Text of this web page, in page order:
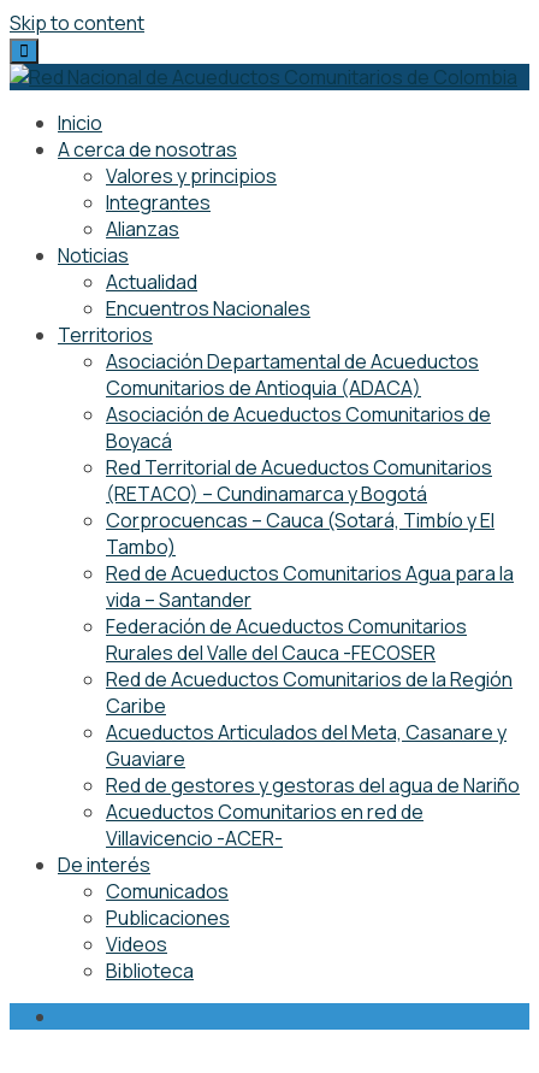
Skip to content
Inicio
A cerca de nosotras
Valores y principios
Integrantes
Alianzas
Noticias
Actualidad
Encuentros Nacionales
Territorios
Asociación Departamental de Acueductos
Comunitarios de Antioquia (ADACA)
Asociación de Acueductos Comunitarios de
Boyacá
Red Territorial de Acueductos Comunitarios
(RETACO) – Cundinamarca y Bogotá
Corprocuencas – Cauca (Sotará, Timbío y El
Tambo)
Red de Acueductos Comunitarios Agua para la
vida – Santander
Federación de Acueductos Comunitarios
Rurales del Valle del Cauca -FECOSER
Red de Acueductos Comunitarios de la Región
Caribe
Acueductos Articulados del Meta, Casanare y
Guaviare
Red de gestores y gestoras del agua de Nariño
Acueductos Comunitarios en red de
Villavicencio -ACER-
De interés
Comunicados
Publicaciones
Videos
Biblioteca